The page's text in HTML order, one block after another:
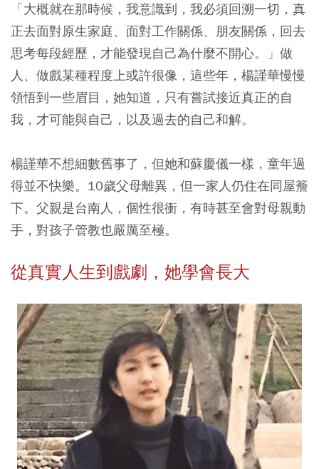
「大概就在那時候，我意識到，我必須回溯一切，真
正去面對原生家庭、面對工作關係、朋友關係，回去
思考每段經歷，才能發現自己為什麼不開心。」做
人、做戲某種程度上或許很像，這些年，楊謹華慢慢
領悟到一些眉目，她知道，只有嘗試接近真正的自
我，才可能與自己，以及過去的自己和解。
楊謹華不想細數舊事了，但她和蘇慶儀一樣，童年過
得並不快樂。10歲父母離異，但一家人仍住在同屋簷
下。父親是台南人，個性很衝，有時甚至會對母親動
手，對孩子管教也嚴厲至極。
從真實人生到戲劇，她學會長大